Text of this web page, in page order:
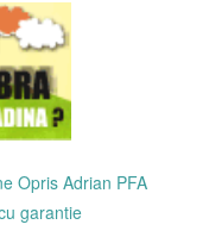
Opris Adrian PFA
garantie